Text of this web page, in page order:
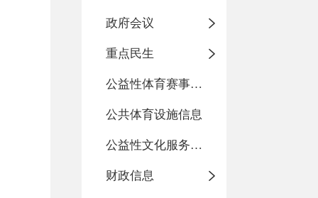
政府会议
重点民生
公益性体育赛事活动
公共体育设施信息
公益性文化服务活动
财政信息